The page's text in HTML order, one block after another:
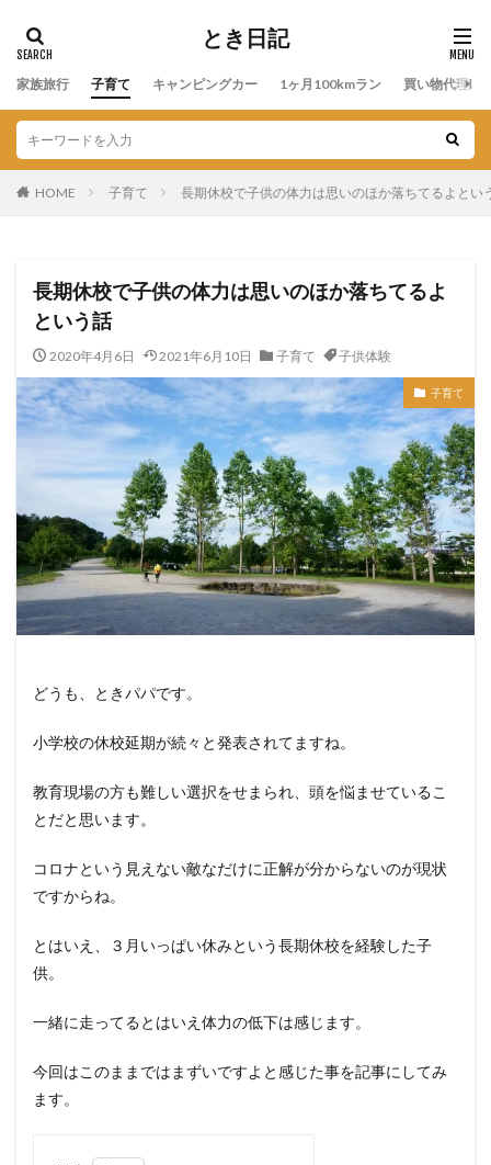
とき日記
家族旅行 子育て キャンピングカー 1ヶ月100kmラン 買い物代理店
HOME 子育て 長期休校で子供の体力は思いのほか落ちてるよとい
長期休校で子供の体力は思いのほか落ちてるよ
という話
2020年4月6日 2021年6月10日 子育て 子供体験
子育て
どうも、ときパパです。
小学校の休校延期が続々と発表されてますね。
教育現場の方も難しい選択をせまられ、頭を悩ませているこ
とだと思います。
コロナという見えない敵なだけに正解が分からないのが現状
ですからね。
とはいえ、３月いっぱい休みという長期休校を経験した子
供。
一緒に走ってるとはいえ体力の低下は感じます。
今回はこのままではまずいですよと感じた事を記事にしてみ
ます。